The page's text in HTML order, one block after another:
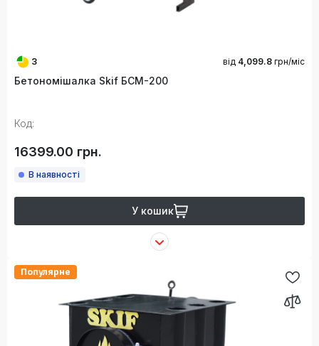
3 від 4,099.8 грн/міс
Бетономішалка Skif БСМ-200
Код:
16399.00 грн.
В наявності
У кошик
Популярне